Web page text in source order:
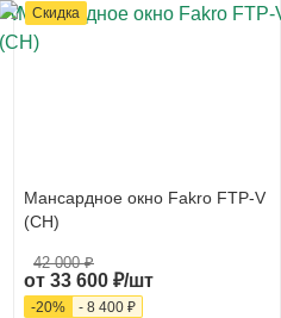
Скидка
Мансардное окно Fakro FTP-V
(CH)
от 33 600 ₽/шт
42 000 ₽
-20% - 8 400 ₽